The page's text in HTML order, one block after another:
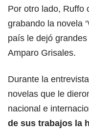
Por otro lado, Ruffo
grabando la novela
país le dejó
Amparo Grisales.
Durante la
novelas que le
nacional e
de sus trabajos la